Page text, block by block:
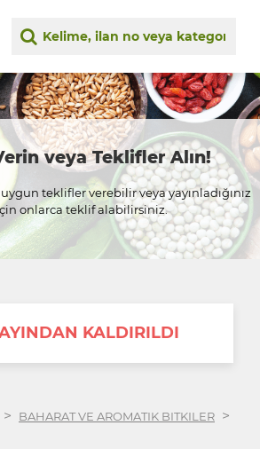
veya Teklifler Alın!
teklifler verebilir veya yayınladığınız
onlarca teklif alabilirsiniz.
KALDIRILDI
> BAHARAT VE AROMATIK BITKILER >